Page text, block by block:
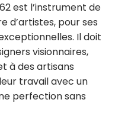
est l’instrument de
d’artistes, pour ses
Il doit
visionnaires,
à des artisans
travail avec un
perfection sans